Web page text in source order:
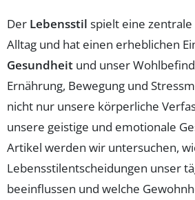
Der Lebensstil spielt eine
Alltag und hat einen erheblichen
Gesundheit und unser
Ernährung, Bewegung und
nicht nur unsere körperliche
unsere geistige und emotionale
Artikel werden wir untersuchen,
Lebensstilentscheidungen unser
beeinflussen und welche